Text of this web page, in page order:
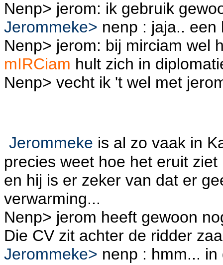
Nenp> jerom: ik gebruik
Jerommeke> nenp : jaja.. een
Nenp> jerom: bij mirciam wel
mIRCiam hult zich in
Nenp> vecht ik 't wel met
Jerommeke is al zo vaak in
precies weet hoe het eruit ziet
en hij is er zeker van dat er
verwarming...
Nenp> jerom heeft gewoon
Die CV zit achter de ridder
Jerommeke> nenp : hmm...